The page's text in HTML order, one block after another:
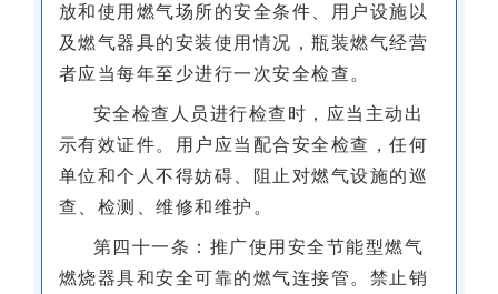
放和使用燃气场所的安全条件、用户设施以
及燃气器具的安装使用情况，瓶装燃气经营
者应当每年至少进行一次安全检查。
安全检查人员进行检查时，应当主动出
示有效证件。用户应当配合安全检查，任何
单位和个人不得妨碍、阻止对燃气设施的巡
查、检测、维修和维护。
第四十一条：推广使用安全节能型燃气
燃烧器具和安全可靠的燃气连接管。禁止销